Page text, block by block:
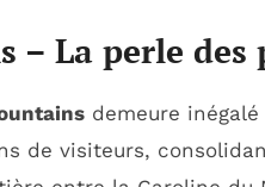
– La perle
demeure
de visiteurs,